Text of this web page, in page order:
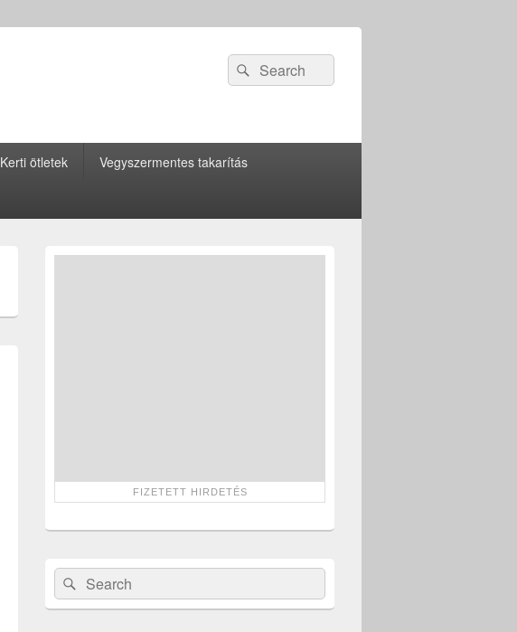
Search
for:
Search
Kerti ötletek Vegyszermentes takarítás
Primary
Search
for:
Search